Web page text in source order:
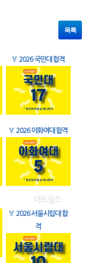
목록
🏅 2026 국민대 합격
🏅 2026 이화여대 합격
🏅 2026 서울시립대 합
격